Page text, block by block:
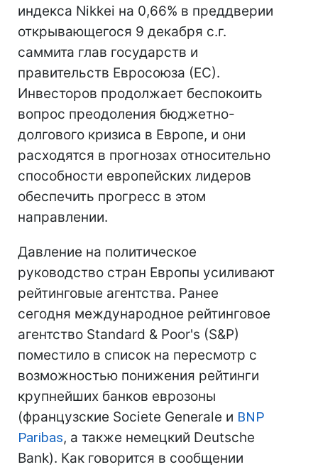
индекса Nikkei на 0,66% в преддверии
открывающегося 9 декабря с.г.
саммита глав государств и
правительств Евросоюза (ЕС).
Инвесторов продолжает беспокоить
вопрос преодоления бюджетно-
долгового кризиса в Европе, и они
расходятся в прогнозах относительно
способности европейских лидеров
обеспечить прогресс в этом
направлении.
Давление на политическое
руководство стран Европы усиливают
рейтинговые агентства. Ранее
сегодня международное рейтинговое
агентство Standard & Poor's (S&P)
поместило в список на пересмотр с
возможностью понижения рейтинги
крупнейших банков еврозоны
(французские Societe Generale и BNP
Paribas, а также немецкий Deutsche
Bank). Как говорится в сообщении